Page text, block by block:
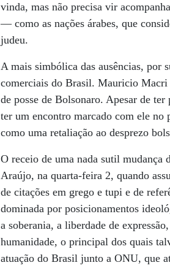
vinda, mas não precisa vir
— como as nações árabes, que
judeu.
A mais simbólica das ausências, por
comerciais do Brasil. Mauricio
de posse de Bolsonaro. Apesar de
ter um encontro marcado com ele
como uma retaliação ao desprezo
O receio de uma nada sutil
Araújo, na quarta-feira 2, quando
de citações em grego e tupi e de
dominada por posicionamentos
a soberania, a liberdade de
humanidade, o principal dos quais
atuação do Brasil junto a ONU, que